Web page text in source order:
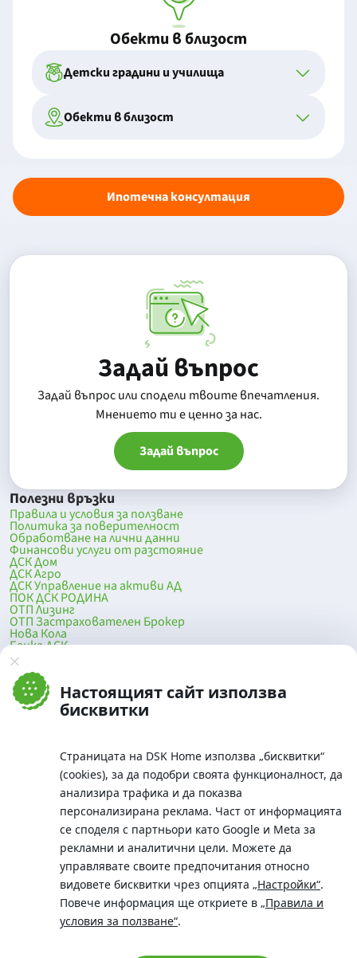
Настоящият сайт използва
бисквитки
Страницата на DSK Home използва „бисквитки“
(cookies), за да подобри своята функционалност, да
анализира трафика и да показва
персонализирана реклама. Част от информацията
се споделя с партньори като Google и Meta за
рекламни и аналитични цели. Можете да
управлявате своите предпочитания относно
видовете бисквитки чрез опцията „Настройки“.
Повече информация ще откриете в „Правила и
условия за ползване“.
Обекти в близост
Детски градини и училища
Обекти в близост
Ипотечна консултация
Задай въпрос
Задай въпрос или сподели твоите впечатления.
Mнението ти е ценно за нас.
Задай въпрос
Полезни връзки
Правила и условия за ползване
Политика за поверителност
Обработване на лични данни
Финансови услуги от разстояние
ДСК Дом
ДСК Агро
ДСК Управление на активи АД
ПОК ДСК РОДИНА
ОТП Лизинг
ОТП Застрахователен Брокер
Нова Кола
Банка ДСК
DSK Mobile
Оферти за продажба от Банка ДСК
Клонова мрежа и банкомати
До началото на страницата
Телефон:
0700 10 375 / *2375
Московска No.19 / ул. Г. Бенковски No. 5, София 1036
SWIFT/BIC:
BIC/SWIFT на Банка ДСК: STSABGSF